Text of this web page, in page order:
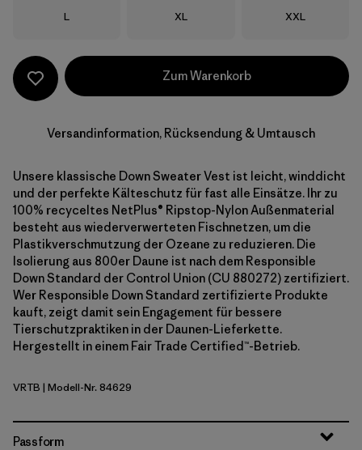
Größe
L Größe
XL Größe
XXL
Zum Warenkorb
Versandinformation, Rücksendung & Umtausch
Unsere klassische Down Sweater Vest ist leicht, winddicht
und der perfekte Kälteschutz für fast alle Einsätze. Ihr zu
100% recyceltes NetPlus® Ripstop-Nylon Außenmaterial
besteht aus wiederverwerteten Fischnetzen, um die
Plastikverschmutzung der Ozeane zu reduzieren. Die
Isolierung aus 800er Daune ist nach dem Responsible
Down Standard der Control Union (CU 880272) zertifiziert.
Wer Responsible Down Standard zertifizierte Produkte
kauft, zeigt damit sein Engagement für bessere
Tierschutzpraktiken in der Daunen-Lieferkette.
Hergestellt in einem Fair Trade Certified™-Betrieb.
Virtually Blue
VRTB | Modell-Nr. 84629
Passform